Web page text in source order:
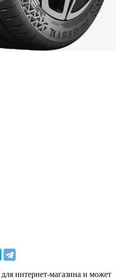
интернет-магазина и может